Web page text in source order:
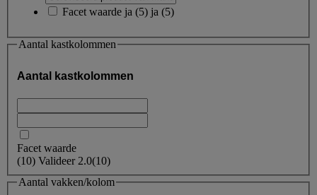
Facet waarde ja (5) ja (5)
Aantal kastkolommen
Aantal kastkolommen
Facet waarde
(10) Valideer 2.0(10)
Aantal vakken/kolom